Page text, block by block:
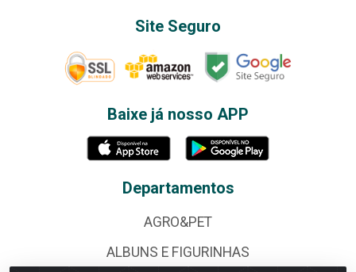
Site Seguro
Baixe já nosso APP
Departamentos
AGRO&PET
ALBUNS E FIGURINHAS